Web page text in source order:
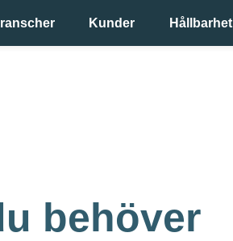
Kunder Hållbarhet
behöver